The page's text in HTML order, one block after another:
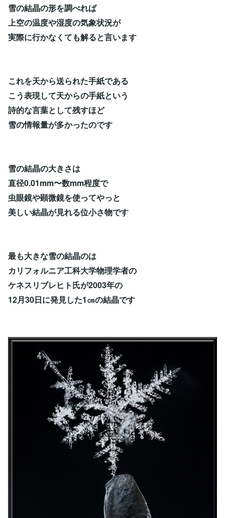
雪の結晶の形を調べれば
上空の温度や湿度の気象状況が
実際に行かなくても解ると言います
これを天から送られた手紙である
こう表現して天からの手紙という
詩的な言葉として残すほど
雪の情報量が多かったのです
雪の結晶の大きさは
直径0.01mm〜数mm程度で
虫眼鏡や顕微鏡を使ってやっと
美しい結晶が見れる位小さ物です
最も大きな雪の結晶のは
カリフォルニア工科大学物理学者の
ケネスリブレヒト氏が2003年の
12月30日に発見した1㎝の結晶です